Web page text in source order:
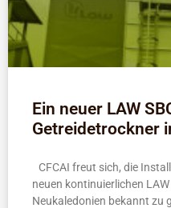
Ein neuer LAW
Getreidetrockner
CFCAI freut sich, die
neuen kontinuierlichen
Neukaledonien bekannt zu